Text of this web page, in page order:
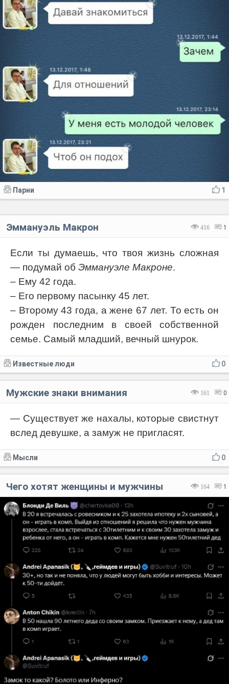
1
Парни
416 1
Эммануэль Макрон
Если ты думаешь, что твоя жизнь сложная
— подумай об Эммануэле Макроне.
– Ему 42 года.
– Его первому пасынку 45 лет.
– Второму 43 года, а жене 67 лет. То есть он
рожден последним в своей собственной
семье. Самый младший, вечный шнурок.
0
Известные люди
161 0
Мужские знаки внимания
— Существует же нахалы, которые свистнут
вслед девушке, а замуж не пригласят.
0
Мысли
164 1
Чего хотят женщины и мужчины